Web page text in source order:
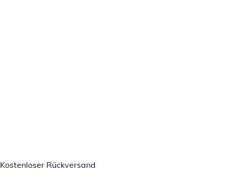
Kostenloser Rückversand